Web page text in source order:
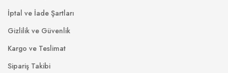
İptal ve İade Şartları
Gizlilik ve Güvenlik
Kargo ve Teslimat
Sipariş Takibi